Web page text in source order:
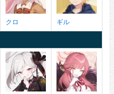
クロ ギル